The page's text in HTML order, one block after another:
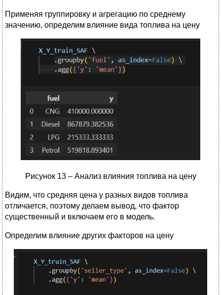
Применяя группировку и агрегацию по среднему
значению, определим влияние вида топлива на цену
Рисунок 13 – Анализ влияния топлива на цену
Видим, что средняя цена у разных видов топлива
отличается, поэтому делаем вывод, что фактор
существенный и включаем его в модель.
Определим влияние других факторов на цену